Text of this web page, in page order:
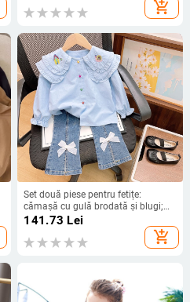
țesătură 200 g/m2
add_shopping_cart
Set două piese pentru fetițe:
cămașă cu gulă brodată și blugi;
material poliester moale; 50%
poliester; mâneci lungi; culoare uni;
primăvară–toamnă
141.73 Lei
add_shopping_cart